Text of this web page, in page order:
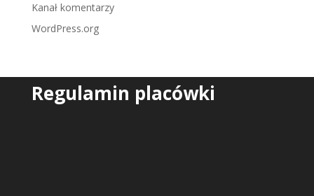
Kanał komentarzy
WordPress.org
Regulamin placówki